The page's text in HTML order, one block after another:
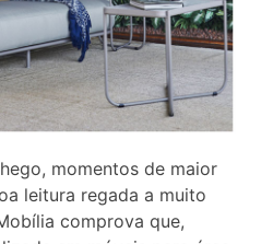
momentos de maior
leitura regada a muito
comprova que,